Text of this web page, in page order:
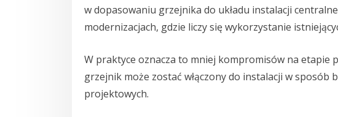
w dopasowaniu grzejnika do układu instalacji
modernizacjach, gdzie liczy się wykorzystanie
W praktyce oznacza to mniej kompromisów na etapie
grzejnik może zostać włączony do instalacji w sposób
projektowych.